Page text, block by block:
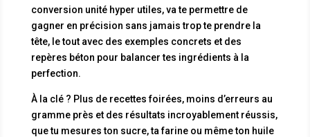
conversion unité hyper utiles, va te permettre de
gagner en précision sans jamais trop te prendre la
tête, le tout avec des exemples concrets et des
repères béton pour balancer tes ingrédients à la
perfection.
À la clé ? Plus de recettes foirées, moins d’erreurs au
gramme près et des résultats incroyablement réussis,
que tu mesures ton sucre, ta farine ou même ton huile